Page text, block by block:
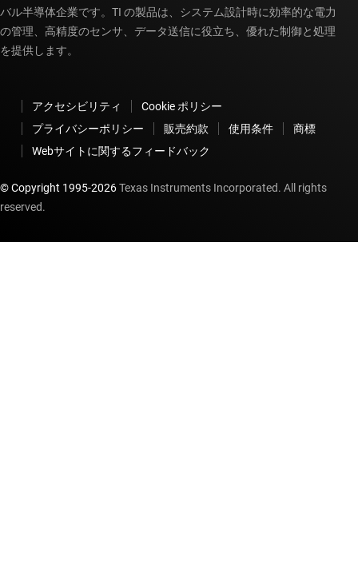
バル半導体企業です。TI の製品は、システム設計時に効率的な電力
の管理、高精度のセンサ、データ送信に役立ち、優れた制御と処理
を提供します。
アクセシビリティ
Cookie ポリシー
プライバシーポリシー
販売約款 使用条件
商標
Webサイトに関するフィードバック
© Copyright 1995-2026Texas Instruments Incorporated. All rights
reserved.